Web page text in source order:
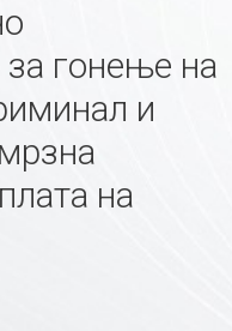
гонење на
и
на